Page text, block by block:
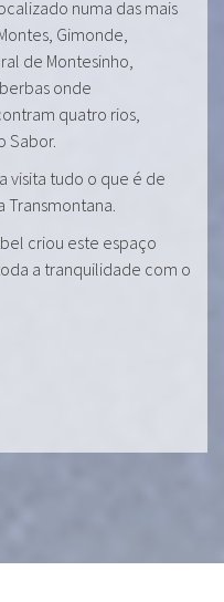
numa das mais
Gimonde,
de Montesinho,
onde
quatro rios,
Sabor.
visita tudo o que é de
Transmontana.
criou este espaço
a tranquilidade com o